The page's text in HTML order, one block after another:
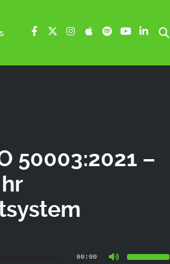
50003:2021 –
00:00
Pfeiltasten
Hoch/Runter